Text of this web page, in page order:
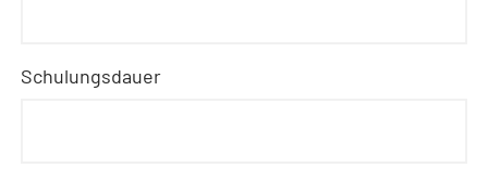
Schulungsdauer